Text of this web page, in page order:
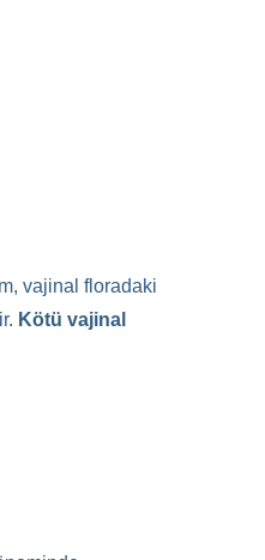
vajinal floradaki
Kötü vajinal